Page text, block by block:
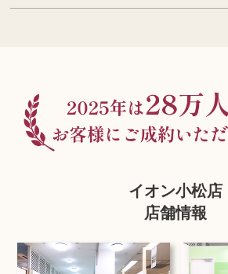
イオン小松店
店舗情報